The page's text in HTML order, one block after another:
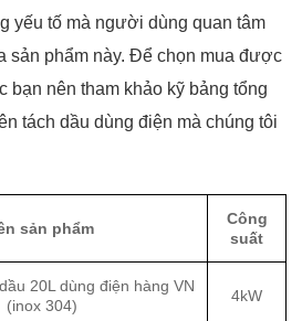
yếu tố mà người dùng quan tâm
sản phẩm này. Để chọn mua được
bạn nên tham khảo kỹ bảng tổng
tách dầu dùng điện mà chúng tôi
sản phẩm
Công
suất
20L dùng điện hàng VN
(inox 304)
4kW